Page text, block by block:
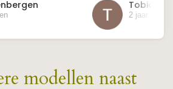
Tobias
2 jaar
modellen naast